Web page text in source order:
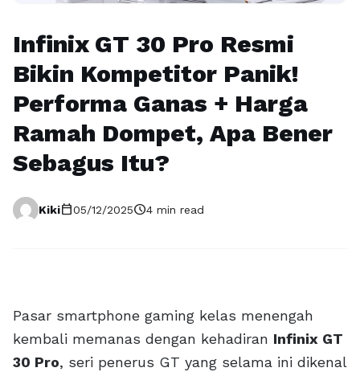
Infinix GT 30 Pro Resmi
Bikin Kompetitor Panik!
Performa Ganas + Harga
Ramah Dompet, Apa Bener
Sebagus Itu?
Kikicalendar_today05/12/2025schedule4 min read
Pasar smartphone gaming kelas menengah
kembali memanas dengan kehadiran Infinix GT
30 Pro, seri penerus GT yang selama ini dikenal